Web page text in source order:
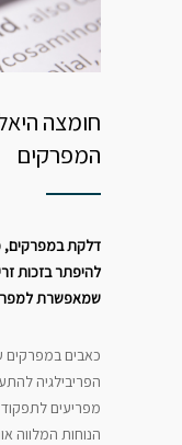
חומצה
המפרקים
דלקת במפרקים,
להיפתר בזכות
שמאפשרת
כאבים במפרקים
הפריבילגיה
מפריעים
הנוחות המלווה